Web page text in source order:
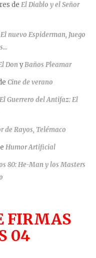
de El Diablo y el Señor
nuevo Espiderman, Juego
Don yBaños Pleamar
Cine de verano
El Guerrero del Antifaz: El
de Rayos, Telémaco
Humor Artificial
80: He-Man y los Masters
FIRMAS
04